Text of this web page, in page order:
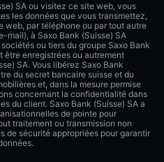
SA ou visitez ce site web, vous
les données que vous transmettez,
web, par téléphone ou par tout autre
mail), à Saxo Bank (Suisse) SA
ou tiers du groupe Saxo Bank
être enregistrées ou autrement
SA. Vous libérez Saxo Bank
du secret bancaire suisse et du
et, dans la mesure permise
concernant la confidentialité dans
du client. Saxo Bank (Suisse) SA a
de pointe pour
traitement ou transmission non
de sécurité appropriées pour garantir